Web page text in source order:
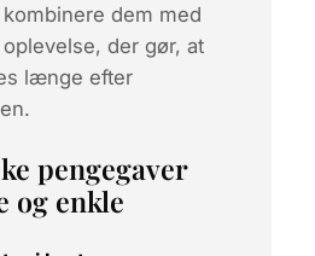
dem med
der gør, at
længe efter
pengegaver
og enkle